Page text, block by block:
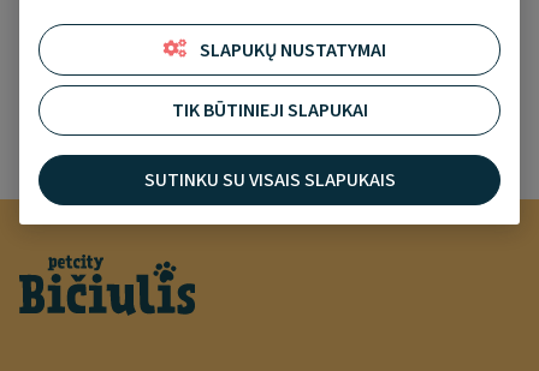
Pamiršai slaptažodį?
Norite užregistruoti paskyrą?
SUKURTI NAUJĄ PASKYRĄ
SLAPUKŲ NUSTATYMAI
TIK BŪTINIEJI SLAPUKAI
SUTINKU SU VISAIS SLAPUKAIS